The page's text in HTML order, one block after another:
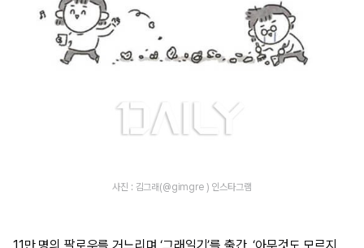
사진 : 김그래(@gimgre ) 인스타그램